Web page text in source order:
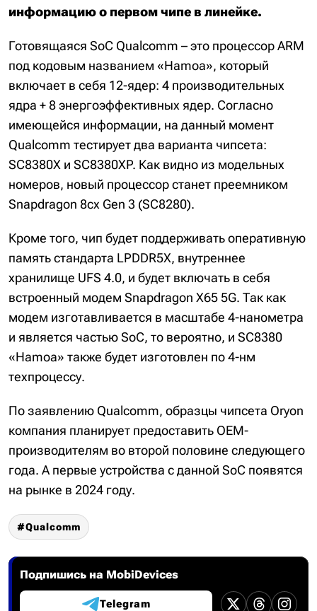
информацию о первом чипе в линейке.
Готовящаяся SoC Qualcomm – это процессор ARM
под кодовым названием «Hamoa», который
включает в себя 12-ядер: 4 производительных
ядра + 8 энергоэффективных ядер. Согласно
имеющейся информации, на данный момент
Qualcomm тестирует два варианта чипсета:
SC8380X и SC8380XP. Как видно из модельных
номеров, новый процессор станет преемником
Snapdragon 8cx Gen 3 (SC8280).
Кроме того, чип будет поддерживать оперативную
память стандарта LPDDR5X, внутреннее
хранилище UFS 4.0, и будет включать в себя
встроенный модем Snapdragon X65 5G. Так как
модем изготавливается в масштабе 4-нанометра
и является частью SoC, то вероятно, и SC8380
«Hamoa» также будет изготовлен по 4-нм
техпроцессу.
По заявлению Qualcomm, образцы чипсета Oryon
компания планирует предоставить OEM-
производителям во второй половине следующего
года. А первые устройства с данной SoC появятся
на рынке в 2024 году.
Qualcomm
Подпишись на MobiDevices
Telegram